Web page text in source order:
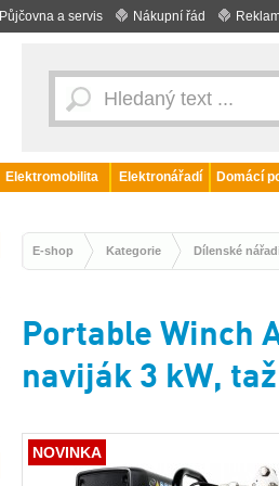
Půjčovna a servis Nákupní řád
Elektromobilita Elektronářadí
Domácí
E-shop Kategorie Dílenské
Portable Winch
naviják 3 kW,
NOVINKA